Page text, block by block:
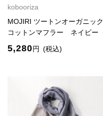
kobooriza
MOJIRI ツートンオーガニック
コットンマフラー ネイビー
5,280円 (税込)